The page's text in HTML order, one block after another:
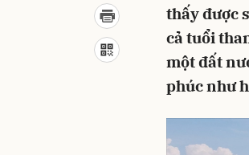
thấy được
cả tuổi
một đất
phúc như